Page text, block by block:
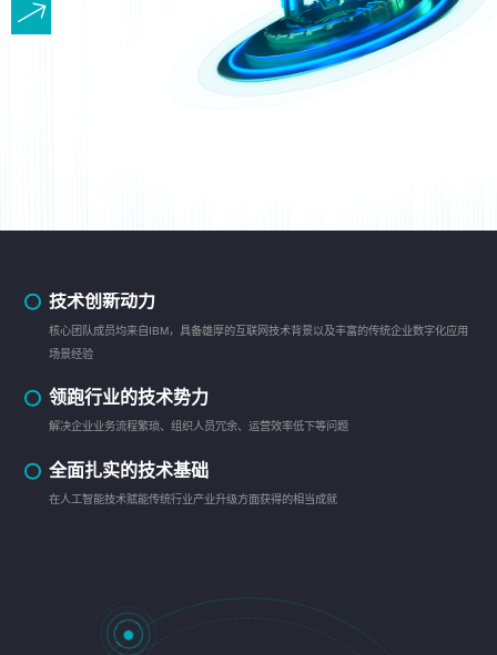
技术创新动力
核心团队成员均来自IBM，具备雄厚的互联网技术背景以及丰富的传统企业数字化应用
场景经验
领跑行业的技术势力
解决企业业务流程繁琐、组织人员冗余、运营效率低下等问题
全面扎实的技术基础
在人工智能技术赋能传统行业产业升级方面获得的相当成就